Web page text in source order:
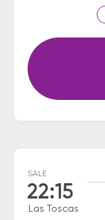
SALE
22:15
Las Toscas